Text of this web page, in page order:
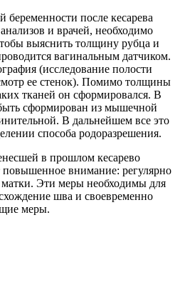
беременности после кесарева
и врачей, необходимо
выяснить толщину рубца и
вагинальным датчиком.
(исследование полости
ее стенок). Помимо толщины
тканей он сформировался. В
сформирован из мышечной
В дальнейшем все это
способа родоразрешения.
в прошлом кесарево
повышенное внимание: регулярно
Эти меры необходимы для
шва и своевременно
меры.